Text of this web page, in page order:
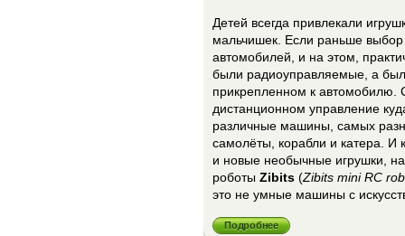
Детей всегда привлекали
мальчишек. Если раньше выбор
автомобилей, и на этом,
были радиоуправляемые, а
прикрепленном к автомобилю.
дистанционном управление
различные машины, самых
самолёты, корабли и катера. И
и новые необычные игрушки,
роботы Zibits (Zibits mini RC
это не умные машины с
Подробнее